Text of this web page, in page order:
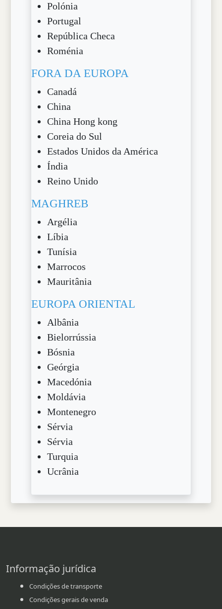
Polónia
Portugal
República Checa
Roménia
FORA DA EUROPA
Canadá
China
China Hong kong
Coreia do Sul
Estados Unidos da América
Índia
Reino Unido
MAGHREB
Argélia
Líbia
Tunísia
Marrocos
Mauritânia
EUROPA ORIENTAL
Albânia
Bielorrússia
Bósnia
Geórgia
Macedónia
Moldávia
Montenegro
Sérvia
Sérvia
Turquia
Ucrânia
Informação jurídica
Condições de transporte
Condições gerais de venda